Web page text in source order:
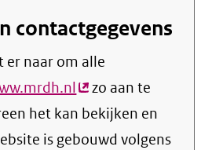
contactgegevens
er naar om alle
(externe
link)
zo aan te
het kan bekijken en
is gebouwd volgens